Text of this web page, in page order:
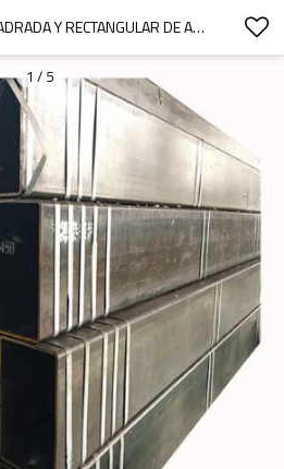
SECCIÓN HUECA CUADRADA Y RECTANGULAR DE ACERO AL CARBONO CHS SHS RHS
1 / 5